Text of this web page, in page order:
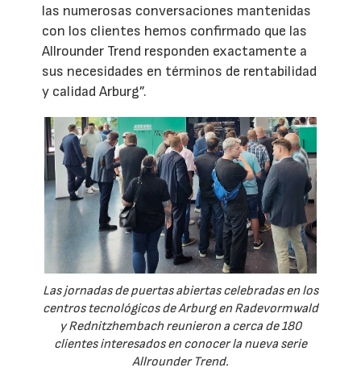
las numerosas conversaciones mantenidas
con los clientes hemos confirmado que las
Allrounder Trend responden exactamente a
sus necesidades en términos de rentabilidad
y calidad Arburg”.
Las jornadas de puertas abiertas celebradas en los
centros tecnológicos de Arburg en Radevormwald
y Rednitzhembach reunieron a cerca de 180
clientes interesados en conocer la nueva serie
Allrounder Trend.